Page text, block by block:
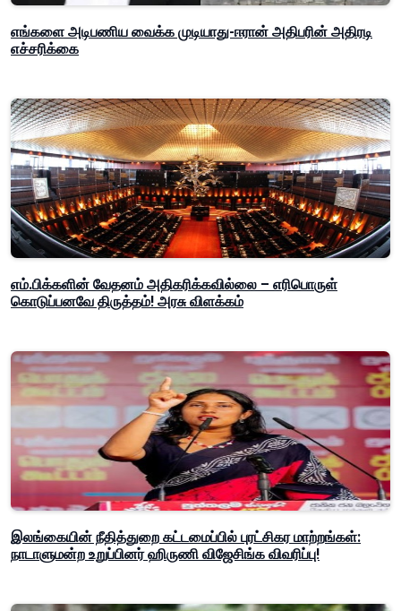
எங்களை அடிபணிய வைக்க முடியாது-ஈரான் அதிபரின் அதிரடி
எச்சரிக்கை
எம்.பிக்களின் வேதனம் அதிகரிக்கவில்லை – எரிபொருள்
கொடுப்பனவே திருத்தம்! அரசு விளக்கம்
இலங்கையின் நீதித்துறை கட்டமைப்பில் புரட்சிகர மாற்றங்கள்:
நாடாளுமன்ற உறுப்பினர் ஹிருணி விஜேசிங்க விவரிப்பு!